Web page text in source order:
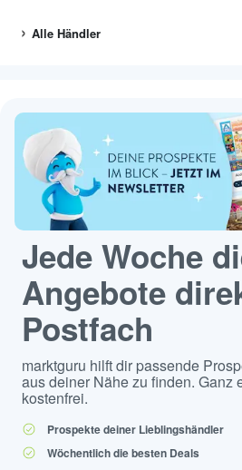
Alle Händler
Jede Woche
Angebote
Postfach
marktguru hilft dir passende
aus deiner Nähe zu finden. Ganz
kostenfrei.
Prospekte deiner Lieblingshändler
Wöchentlich die besten Deals